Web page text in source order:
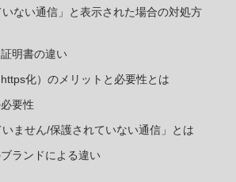
いない通信」と表示された場合の対処方
明書の違い
化）のメリットと必要性とは
要性
いません/保護されていない通信」とは
ランドによる違い